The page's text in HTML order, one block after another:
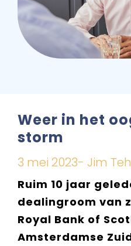
Weer in het
storm
3 mei 2023- Jim
Ruim 10 jaar
dealingroom van
Royal Bank of
Amsterdamse